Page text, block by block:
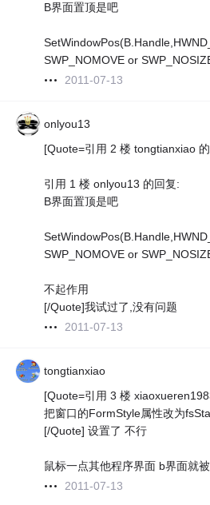
B界面置顶是吧
SWP_NOMOVE or
2011-07-13
onlyou13
[Quote=引用 2 楼 tongtianxiao
引用 1 楼 onlyou13 的回复:
B界面置顶是吧
SWP_NOMOVE or
不起作用
[/Quote]我试过了,没有问题
2011-07-13
tongtianxiao
[Quote=引用 3 楼
把窗口的FormStyle属性改为
[/Quote] 设置了 不行
鼠标一点其他程序界面 b界面就
2011-07-13